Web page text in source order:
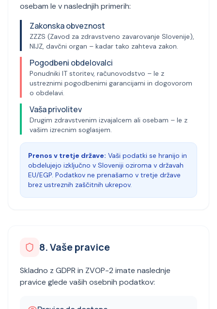
osebam le v naslednjih primerih:
Zakonska obveznost
ZZZS (Zavod za zdravstveno zavarovanje Slovenije),
NIJZ, davčni organ – kadar tako zahteva zakon.
Pogodbeni obdelovalci
Ponudniki IT storitev, računovodstvo – le z
ustreznimi pogodbenimi garancijami in dogovorom
o obdelavi.
Vaša privolitev
Drugim zdravstvenim izvajalcem ali osebam – le z
vašim izrecnim soglasjem.
Prenos v tretje države: Vaši podatki se hranijo in
obdelujejo izključno v Sloveniji oziroma v državah
EU/EGP. Podatkov ne prenašamo v tretje države
brez ustreznih zaščitnih ukrepov.
8. Vaše pravice
Skladno z GDPR in ZVOP-2 imate naslednje
pravice glede vaših osebnih podatkov: